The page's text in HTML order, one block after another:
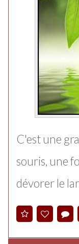
C'est une
souris, une
dévorer le